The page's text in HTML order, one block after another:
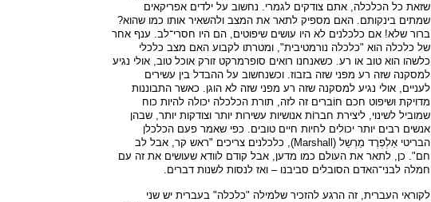
שזאת כל הכלכלה, אתם צודקים לגמרי. נחשוב על ילדים אפריקאים
שמתים בינקותם. האם מספיק לתאר את המצב ולהשאיר אותו כמו שהוא?
ברור שלא! אם כלכלנים לא היו עושים שיפוטים, הם היו חסרי־לב. ענף אחר
של כלכלה הוא "כלכלה נורמטיבית", ומטרתו לקבוע האם מצב כלכלי
כלשהו הוא טוב או רע. כשאנחנו רואים סופרמרקט זורק אוכל טוב, אולי נגיע
למסקנה שזה רע מפני שזה בזבוז. וכשנחשוב על ההבדל בין עשירים
לעניים, אולי נגיע למסקנה שזה רע מפני שזה לא הוגן. כאשר התבוננות
מדויקת ושיפוט חכם חוֹברים זה לזה, תורת הכלכלה יכולה להיות כוח
שמוביל לשינוי, ליצירת חברוֹת אנושיות עשירות יותר וצודקות יותר, שבהן
אנשים רבים יותר יכולים לחיות חיים טובים. כפי שאמר פעם הכלכלן
הבריטי אַלְפְרֶד מַרְשַל (Marshall), כלכלנים צריכים "ראש קר, אבל לב
חם". כן, לתאר את העולם כמו מדען, אבל קודם לוודא שעושים את זה עם
חמלה לבני־האדם הסובלים סביבנו – ואז לנסות לשנות דברים.
לקוראי העברית, זה הרגע להזכיר שלמילה "כלכלה" בעברית יש שני